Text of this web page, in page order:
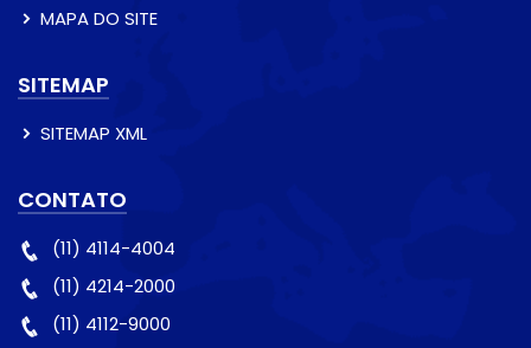
MAPA DO SITE
SITEMAP
SITEMAP XML
CONTATO
(11) 4114-4004
(11) 4214-2000
(11) 4112-9000